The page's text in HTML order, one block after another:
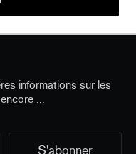
informations sur les
...